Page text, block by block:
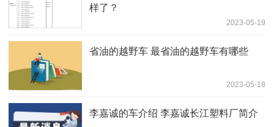
样了？
2023-05-19
省油的越野车 最省油的越野车有哪些
2023-05-18
李嘉诚的车介绍 李嘉诚长江塑料厂简介